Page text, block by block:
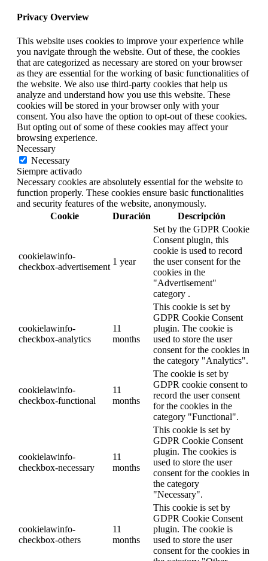
Privacy Overview
This website uses cookies to improve your experience while
you navigate through the website. Out of these, the cookies
that are categorized as necessary are stored on your browser
as they are essential for the working of basic functionalities of
the website. We also use third-party cookies that help us
analyze and understand how you use this website. These
cookies will be stored in your browser only with your
consent. You also have the option to opt-out of these cookies.
But opting out of some of these cookies may affect your
browsing experience.
Necessary
Necessary
Siempre activado
Necessary cookies are absolutely essential for the website to
function properly. These cookies ensure basic functionalities
and security features of the website, anonymously.
Cookie
Duración Descripción
cookielawinfo-
checkbox-advertisement
1 year
Set by the GDPR Cookie
Consent plugin, this
cookie is used to record
the user consent for the
cookies in the
"Advertisement"
category .
cookielawinfo-
checkbox-analytics
11
months
This cookie is set by
GDPR Cookie Consent
plugin. The cookie is
used to store the user
consent for the cookies in
the category "Analytics".
cookielawinfo-
checkbox-functional
11
months
The cookie is set by
GDPR cookie consent to
record the user consent
for the cookies in the
category "Functional".
cookielawinfo-
checkbox-necessary
11
months
This cookie is set by
GDPR Cookie Consent
plugin. The cookies is
used to store the user
consent for the cookies in
the category
"Necessary".
cookielawinfo-
checkbox-others
11
months
This cookie is set by
GDPR Cookie Consent
plugin. The cookie is
used to store the user
consent for the cookies in